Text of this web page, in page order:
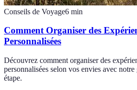
Conseils de Voyage6 min
Comment Organiser des
Personnalisées
Découvrez comment organiser des
personnalisées selon vos envies avec
étape.